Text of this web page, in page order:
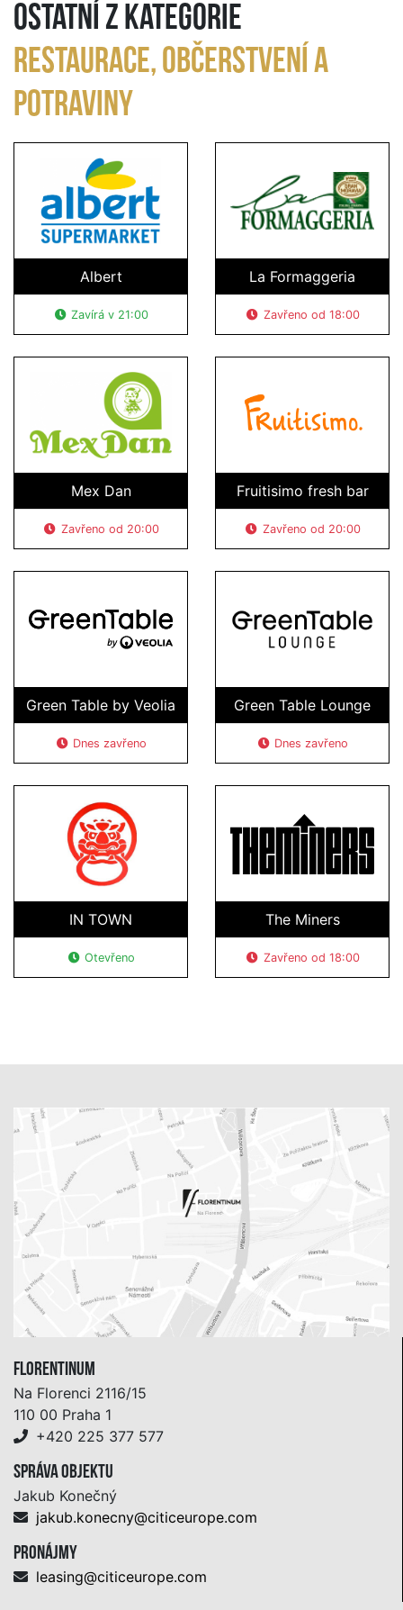
Ostatní z kategorie
Restaurace, občerstvení a
potraviny
Albert
Zavírá v 21:00
La Formaggeria
Zavřeno od 18:00
Mex Dan
Zavřeno od 20:00
Fruitisimo fresh bar
Zavřeno od 20:00
Green Table by Veolia
Dnes zavřeno
Green Table Lounge
Dnes zavřeno
IN TOWN
Otevřeno
The Miners
Zavřeno od 18:00
Florentinum
Na Florenci 2116/15
110 00 Praha 1
+420 225 377 577
Správa objektu
Jakub Konečný
jakub.konecny@citiceurope.com
Pronájmy
leasing@citiceurope.com